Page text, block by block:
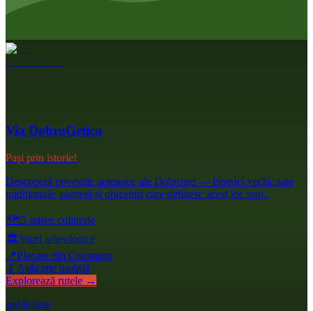
Via DobroGetica
Pași prin istorie!
Descoperă poveștile autentice ale Dobrogei — biserici vechi, sate
tradiționale, oameni și obiceiuri care definesc acest loc unic.
🗺️5 trasee culturale
🏛️Situri arheologice
📍Plecare din Constanța
📱 Aplicație mobilă
Explorează rutele →
publicitate